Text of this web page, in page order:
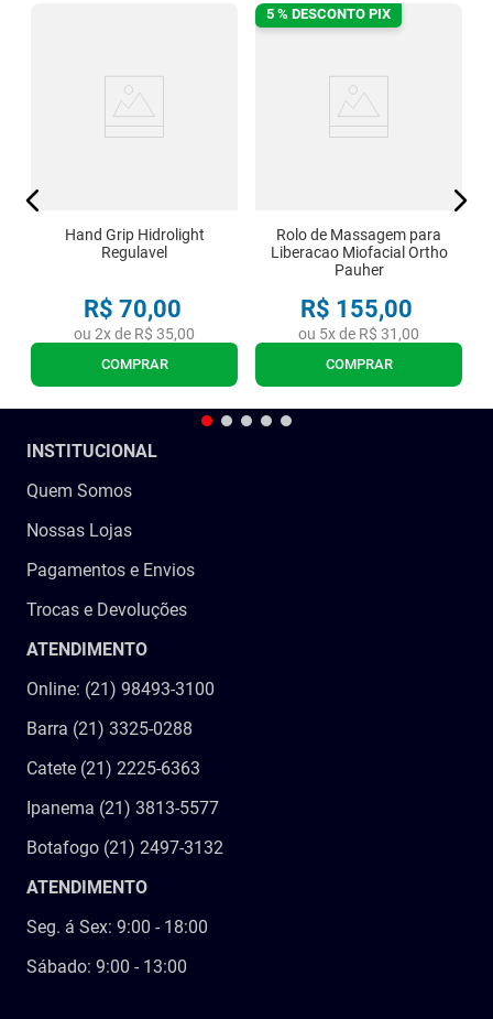
Hand Grip Hidrolight
Regulavel
R$ 70,00
ou 2x de R$ 35,00
COMPRAR
5 % DESCONTO PIX
Rolo de Massagem para
Liberacao Miofacial Ortho
Pauher
R$ 155,00
ou 5x de R$ 31 ,00
COMPRAR
INSTITUCIONAL
Quem Somos
Nossas Lojas
Pagamentos e Envios
Trocas e Devoluções
ATENDIMENTO
Online: (21) 98493-3100
Barra (21) 3325-0288
Catete (21) 2225-6363
Ipanema (21) 3813-5577
Botafogo (21) 2497-3132
ATENDIMENTO
Seg. á Sex: 9:00 - 18:00
Sábado: 9:00 - 13:00